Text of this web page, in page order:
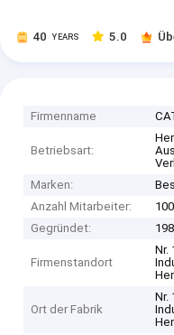
40 YEARS 5.0
Firmenname
Betriebsart:
Marken:
Anzahl Mitarbeiter:
Gegründet:
Firmenstandort
Nr.
Ort der Fabrik
Nr.